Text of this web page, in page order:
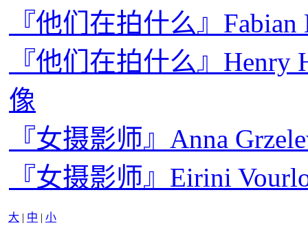
『他们在拍什么』
『他们在拍什么』Henry
像
『女摄影师』Anna
『女摄影师』Eirini
大 | 中 | 小